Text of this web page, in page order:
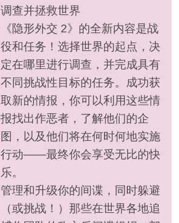
调查并拯救世界
《隐形外交 2》的全新内容是战
役和任务！选择世界的起点，决
定在哪里进行调查，并完成具有
不同挑战性目标的任务。成功获
取新的情报，你可以利用这些情
报找出作恶者，了解他们的企
图，以及他们将在何时何地实施
行动——最终你会享受无比的快
乐。
管理和升级你的间谍，同时躲避
（或挑战！）那些在世界各地追